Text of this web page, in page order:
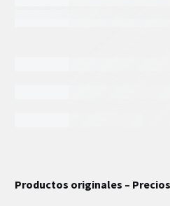
Productos originales –